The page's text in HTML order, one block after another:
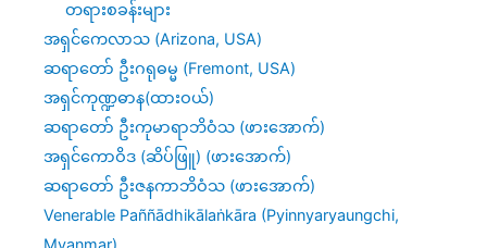
တရားစခန်းများ
အရှင်ကေလာသ (Arizona, USA)
ဆရာတော် ဦးဂရုဓမ္မ (Fremont, USA)
အရှင်ကုဏ္ဍဓာန(ထားဝယ်)
ဆရာတော် ဦးကုမာရာဘိဝံသ (ဖားအောက်)
အရှင်ကောဝိဒ (ဆိပ်ဖြူ) (ဖားအောက်)
ဆရာတော် ဦးဇနကာဘိဝံသ (ဖားအောက်)
Venerable Paññādhikālaṅkāra (Pyinnyaryaungchi,